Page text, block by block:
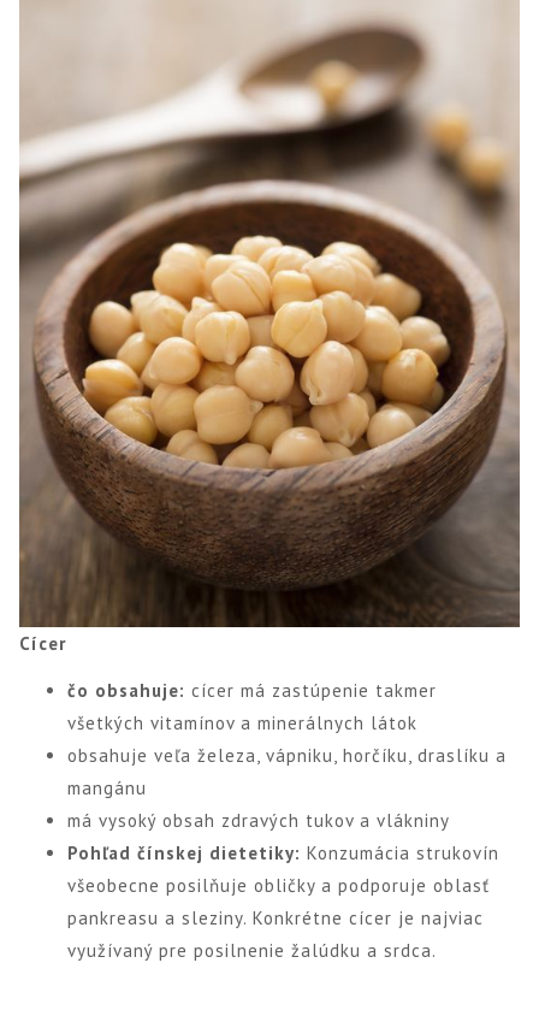
Cícer
čo obsahuje:cícer má zastúpenie takmer
všetkých vitamínov a minerálnych látok
obsahuje veľa železa, vápniku, horčíku, draslíku a
mangánu
má vysoký obsah zdravých tukov a vlákniny
Pohľad čínskej dietetiky:Konzumácia strukovín
všeobecne posilňuje obličky a podporuje oblasť
pankreasu a sleziny. Konkrétne cícer je najviac
využívaný pre posilnenie žalúdku a srdca.